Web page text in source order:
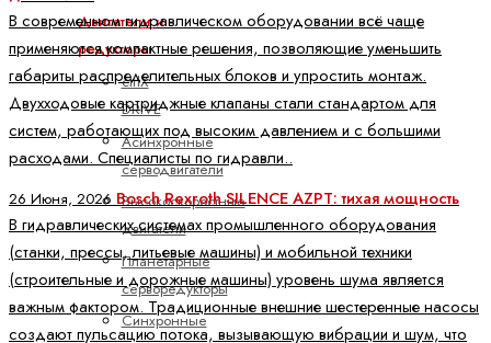
Двигатели и
редукторы
ctrlX
DRIVE
Асинхронные
серводвигатели
Высокоскоростные
двигатели
Планетарные
серворедукторы
Синхронные
В современном гидравлическом оборудовании всё чаще
применяются компактные решения, позволяющие уменьшить
габариты распределительных блоков и упростить монтаж.
Двухходовые картриджные клапаны стали стандартом для
систем, работающих под высоким давлением и с большими
расходами. Специалисты по гидравли..
26 Июня, 2026 Bosch Rexroth SILENCE AZPT: тихая мощность
В гидравлических системах промышленного оборудования
(станки, прессы, литьевые машины) и мобильной техники
(строительные и дорожные машины) уровень шума является
важным фактором. Традиционные внешние шестеренные насосы
создают пульсацию потока, вызывающую вибрации и шум, что